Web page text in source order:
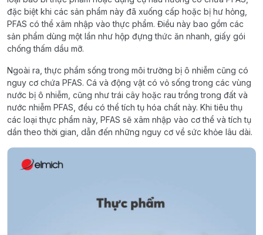
đặc biệt khi các sản phẩm này đã xuống cấp hoặc bị hư hỏng,
PFAS có thể xâm nhập vào thực phẩm. Điều này bao gồm các
sản phẩm dùng một lần như hộp đựng thức ăn nhanh, giấy gói
chống thấm dầu mỡ.
Ngoài ra, thực phẩm sống trong môi trường bị ô nhiễm cũng có
nguy cơ chứa PFAS. Cá và động vật có vỏ sống trong các vùng
nước bị ô nhiễm, cũng như trái cây hoặc rau trồng trong đất và
nước nhiễm PFAS, đều có thể tích tụ hóa chất này. Khi tiêu thụ
các loại thực phẩm này, PFAS sẽ xâm nhập vào cơ thể và tích tụ
dần theo thời gian, dẫn đến những nguy cơ về sức khỏe lâu dài.